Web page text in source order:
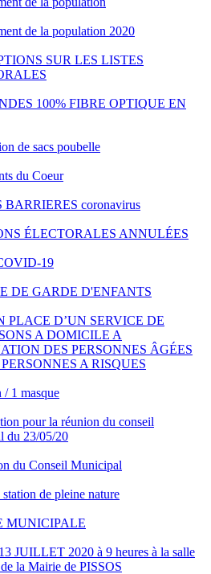
de la population 2020
SUR LES LISTES
100% FIBRE OPTIQUE EN
de sacs poubelle
du Coeur
BARRIERES coronavirus
ÉLECTORALES ANNULÉES
19
DE GARDE D'ENFANTS
PLACE D’UN SERVICE DE
A DOMICILE A
DES PERSONNES ÂGÉES
A RISQUES
/ 1 masque
pour la réunion du conseil
du 23/05/20
du Conseil Municipal
de pleine nature
MUNICIPALE
JUILLET 2020 à 9 heures à la salle
la Mairie de PISSOS